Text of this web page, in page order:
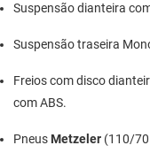
Suspensão dianteira
Suspensão traseira
Freios com disco
com ABS.
Pneus Metzeler (110/